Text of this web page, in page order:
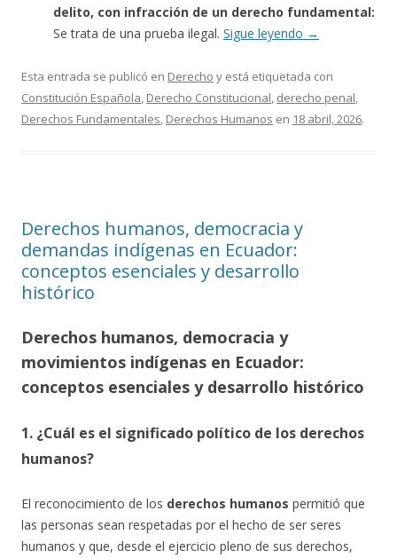
delito, con infracción de un derecho fundamental:
Se trata de una prueba ilegal. Sigue leyendo →
Esta entrada se publicó en Derecho y está etiquetada con
Constitución Española, Derecho Constitucional, derecho penal,
Derechos Fundamentales, Derechos Humanos en 18 abril, 2026.
Derechos humanos, democracia y
demandas indígenas en Ecuador:
conceptos esenciales y desarrollo
histórico
Derechos humanos, democracia y
movimientos indígenas en Ecuador:
conceptos esenciales y desarrollo histórico
1. ¿Cuál es el significado político de los derechos
humanos?
El reconocimiento de los derechos humanos permitió que
las personas sean respetadas por el hecho de ser seres
humanos y que, desde el ejercicio pleno de sus derechos,